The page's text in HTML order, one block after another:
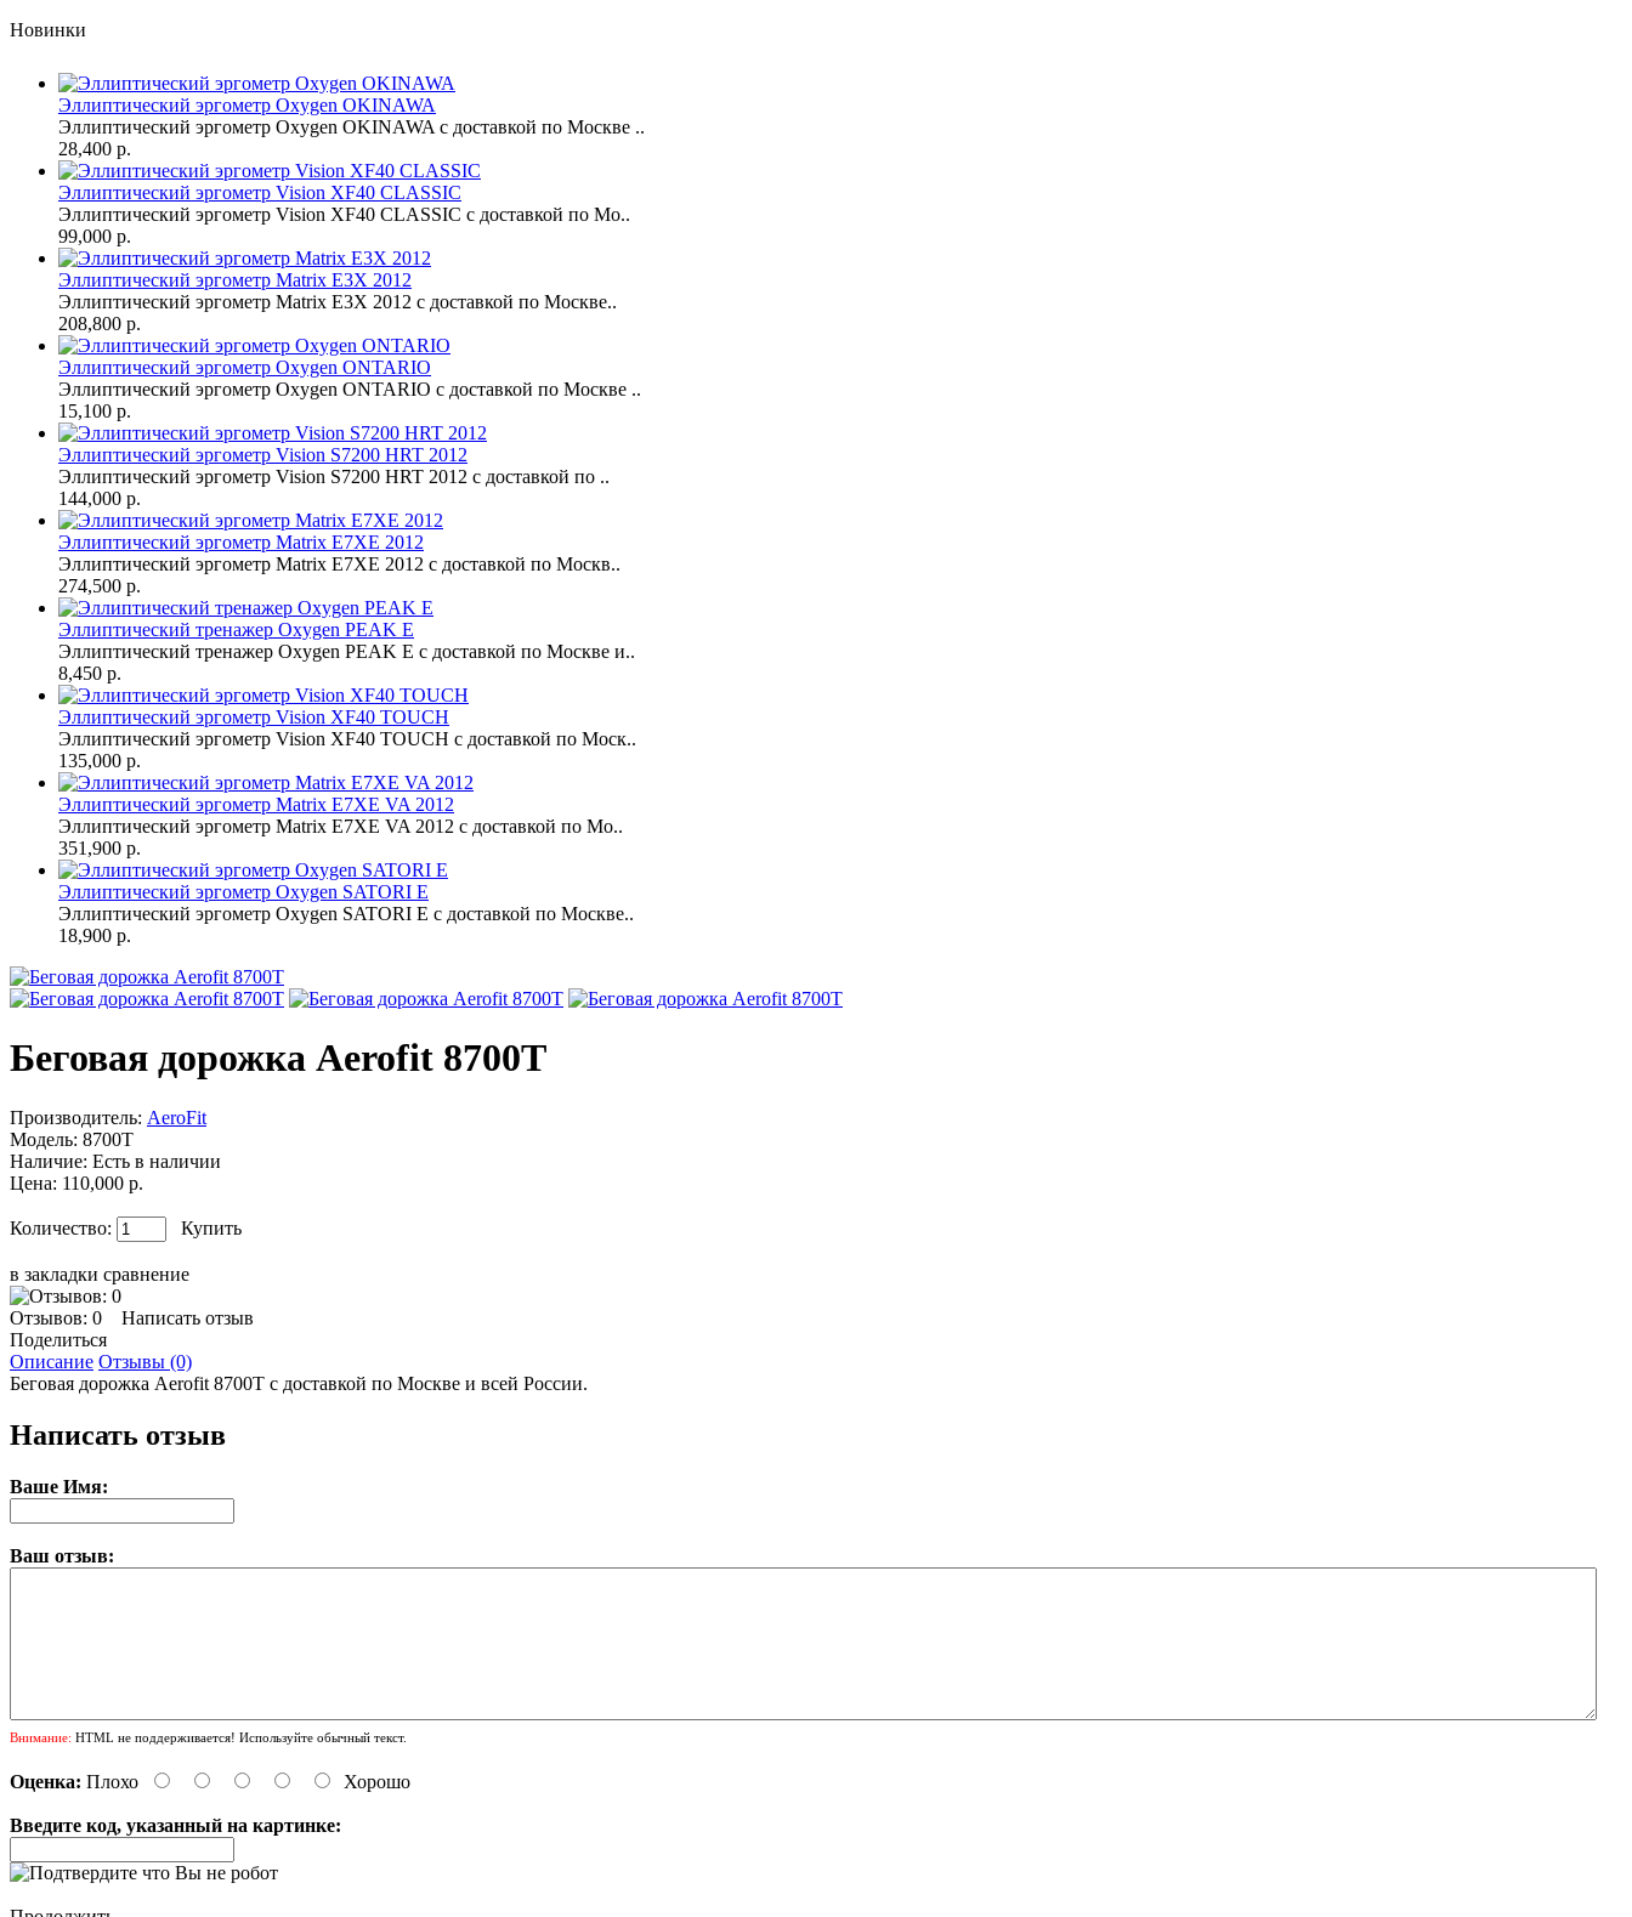
Новинки
Эллиптический эргометр Oxygen OKINAWA
Эллиптический эргометр Oxygen OKINAWA с доставкой по Москве ..
28,400 р.
Эллиптический эргометр Vision XF40 CLASSIC
Эллиптический эргометр Vision XF40 CLASSIC с доставкой по Мо..
99,000 р.
Эллиптический эргометр Matrix E3X 2012
Эллиптический эргометр Matrix E3X 2012 с доставкой по Москве..
208,800 р.
Эллиптический эргометр Oxygen ONTARIO
Эллиптический эргометр Oxygen ONTARIO с доставкой по Москве ..
15,100 р.
Эллиптический эргометр Vision S7200 HRT 2012
Эллиптический эргометр Vision S7200 HRT 2012 с доставкой по ..
144,000 р.
Эллиптический эргометр Matrix E7XE 2012
Эллиптический эргометр Matrix E7XE 2012 с доставкой по Москв..
274,500 р.
Эллиптический тренажер Oxygen PEAK Е
Эллиптический тренажер Oxygen PEAK Е с доставкой по Москве и..
8,450 р.
Эллиптический эргометр Vision XF40 TOUCH
Эллиптический эргометр Vision XF40 TOUCH с доставкой по Моск..
135,000 р.
Эллиптический эргометр Matrix E7XE VA 2012
Эллиптический эргометр Matrix E7XE VA 2012 с доставкой по Мо..
351,900 р.
Эллиптический эргометр Oxygen SATORI E
Эллиптический эргометр Oxygen SATORI E с доставкой по Москве..
18,900 р.
Беговая дорожка Aerofit 8700T
Производитель: AeroFit
Модель: 8700T
Наличие: Есть в наличии
Цена: 110,000 р.
Количество: Купить
в закладки сравнение
Отзывов: 0
Написать отзыв
Поделиться
Описание Отзывы (0)
Беговая дорожка Aerofit 8700T с доставкой по Москве и всей России.
Написать отзыв
Ваше Имя:
Ваш отзыв:
Внимание: HTML не поддерживается! Используйте обычный текст.
Оценка: Плохо Хорошо
Введите код, указанный на картинке: